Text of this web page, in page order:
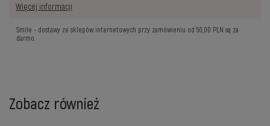
Więcej informacji
Smile - dostawy ze sklepów internetowych przy zamówieniu od50,00 PLN są za
darmo.
Zobacz również